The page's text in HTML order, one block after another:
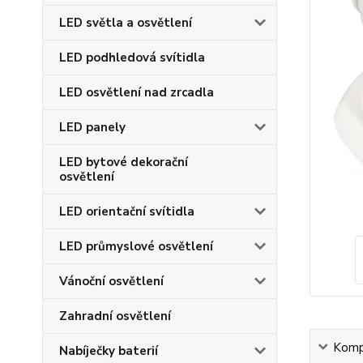
LED světla a osvětlení
LED podhledová svítidla
LED osvětlení nad zrcadla
LED panely
LED bytové dekorační
osvětlení
LED orientační svítidla
LED průmyslové osvětlení
Vánoční osvětlení
Zahradní osvětlení
Nabíječky baterií